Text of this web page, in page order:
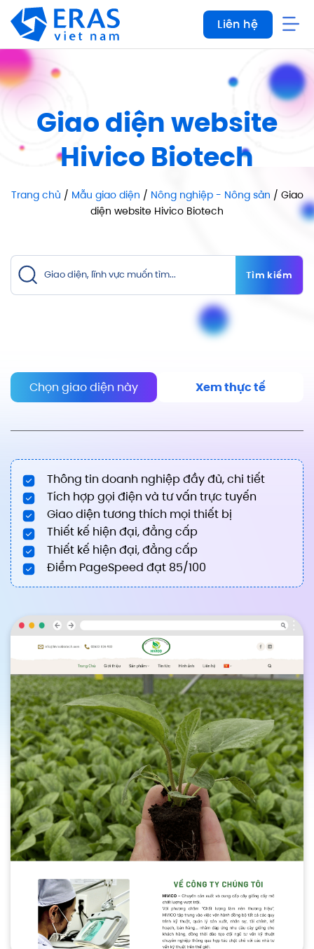
qua
dung
Liên hệ
Giao diện website
Hivico Biotech
Trang chủ / Mẫu giao diện / Nông nghiệp - Nông sản / Giao
diện website Hivico Biotech
Tìm kiếm
Chọn giao diện này Xem thực tế
Thông tin doanh nghiệp đầy đủ, chi tiết
Tích hợp gọi điện và tư vấn trực tuyến
Giao diện tương thích mọi thiết bị
Thiết kế hiện đại, đẳng cấp
Thiết kế hiện đại, đẳng cấp
Điểm PageSpeed đạt 85/100